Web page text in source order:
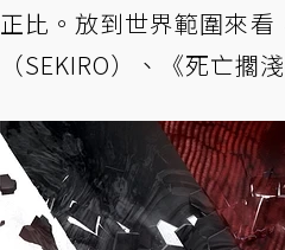
正比。放到世界範圍來看
（SEKIRO）、
《死亡擱淺